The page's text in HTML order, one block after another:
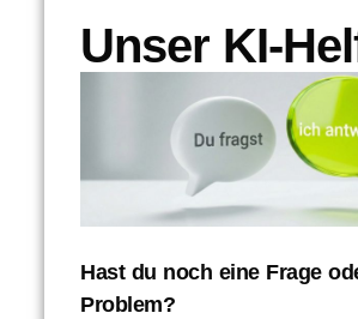
Unser KI-
Hast du noch eine Frage
Problem?